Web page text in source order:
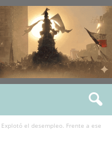
Explotó el desempleo. Frente a ese